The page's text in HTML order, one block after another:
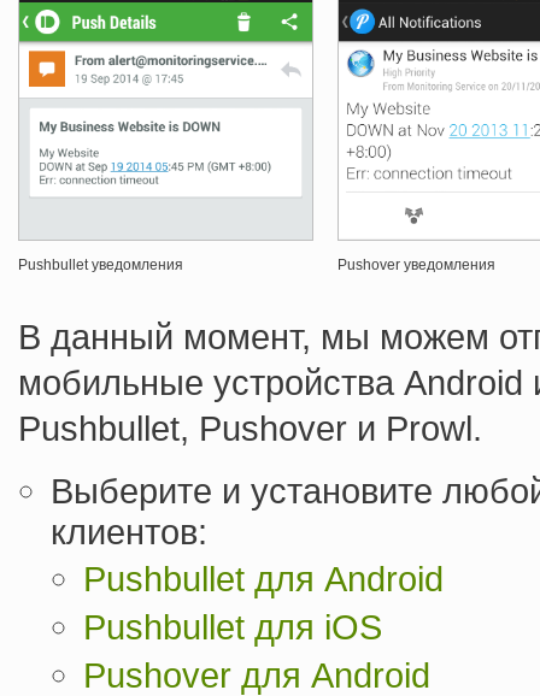
Pushbullet уведомления Pushover уведомления
В данный момент, мы можем
мобильные устройства
Pushbullet, Pushover и Prowl.
Выберите и установите
клиентов:
Pushbullet для Android
Pushbullet для iOS
Pushover для Android